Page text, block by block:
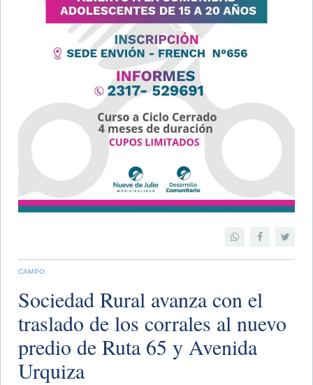
CAMPO
Sociedad Rural avanza con el
traslado de los corrales al nuevo
predio de Ruta 65 y Avenida
Urquiza